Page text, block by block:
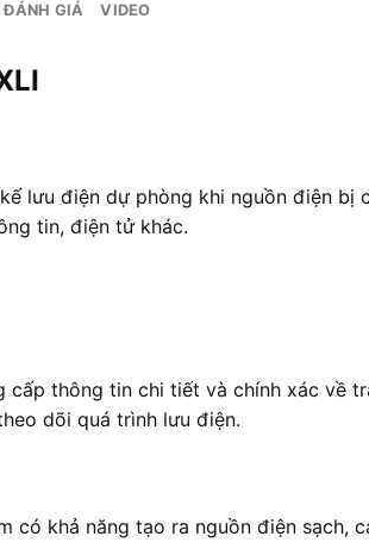
ĐÁNH GIÁ VIDEO
lưu điện dự phòng khi nguồn điện bị
tin, điện tử khác.
cấp thông tin chi tiết và chính xác về
dõi quá trình lưu điện.
có khả năng tạo ra nguồn điện sạch,